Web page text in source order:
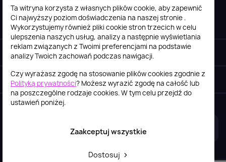
Informacje
Obsługa klienta
Szybki kontakt keyboard_arrow_down
Ta witryna korzysta z własnych plików cookie, aby zapewnić
Ci najwyższy poziom doświadczenia na naszej stronie .
Wykorzystujemy również pliki cookie stron trzecich w celu
ulepszenia naszych usług, analizy a następnie wyświetlania
reklam związanych z Twoimi preferencjami na podstawie
analizy Twoich zachowań podczas nawigacji.
Czy wyrażasz zgodę na stosowanie plików cookies zgodnie z
Polityką prywatności? Możesz wyrazić zgodę na całość lub
na poszczególne rodzaje cookies. W tym celu przejdź do
ustawień poniżej.
Dostosuj
Zaakceptuj wszystkie
2026© itstore.com.pl Projekt i realizacja: